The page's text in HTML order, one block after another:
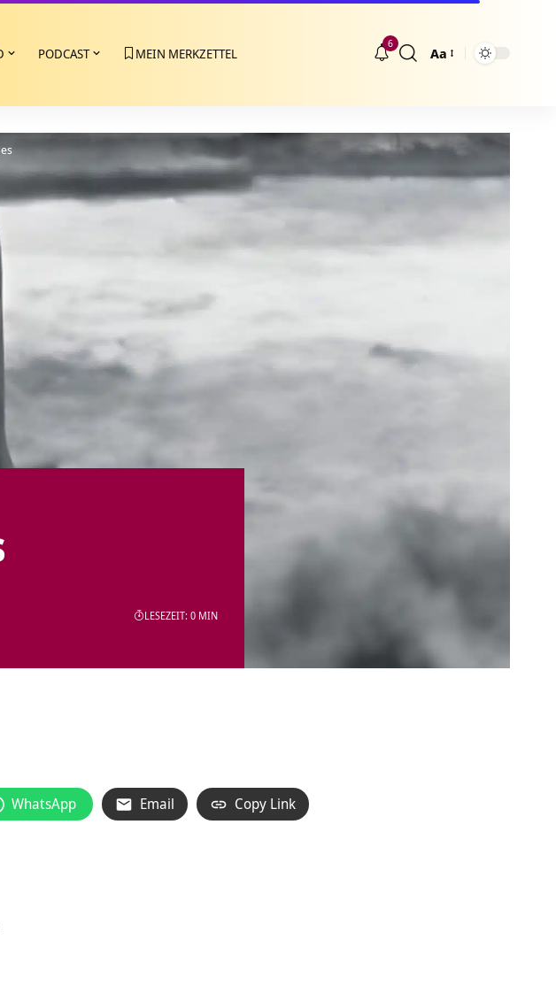
PODCAST MEIN MERKZETTEL
6
Größenänderung
Aa
LESEZEIT: 0 MIN
WhatsApp Email Copy Link